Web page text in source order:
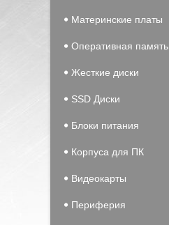
Материнские платы
Оперативная память
Жесткие диски
SSD Диски
Блоки питания
Корпуса для ПК
Видеокарты
Периферия